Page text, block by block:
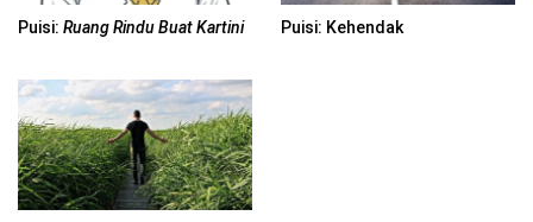
Puisi: Ruang Rindu Buat Kartini Puisi: Kehendak